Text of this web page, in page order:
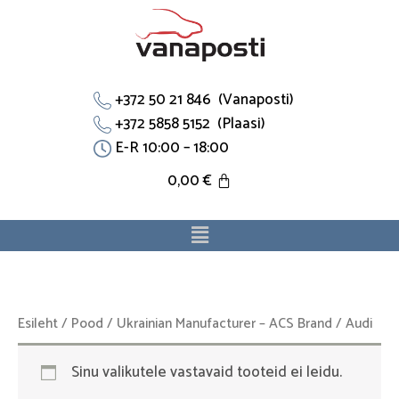
+372 50 21 846 (Vanaposti)
+372 5858 5152 (Plaasi)
E-R 10:00 – 18:00
0,00€
Menu
Esileht/ Pood / Ukrainian Manufacturer – ACS Brand / Audi
Sinu valikutele vastavaid tooteid ei leidu.